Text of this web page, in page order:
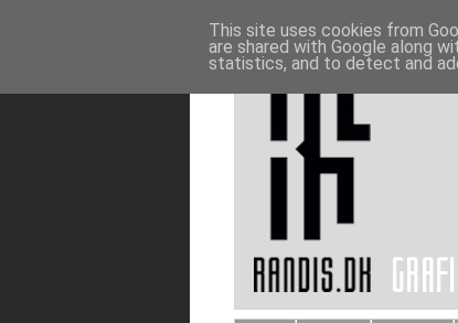
This site uses cookies from
are shared with Google along
statistics, and to detect and